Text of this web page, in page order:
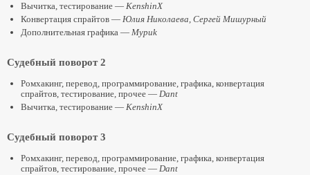
Вычитка, тестирование — KenshinX
Конвертация спрайтов — Юлия Николаева, Сергей Мишурный
Дополнительная графика — Mypuk
Судебный поворот 2
Ромхакинг, перевод, программирование, графика, конвертация
спрайтов, тестирование, прочее — Dant
Вычитка, тестирование — KenshinX
Судебный поворот 3
Ромхакинг, перевод, программирование, графика, конвертация
спрайтов, тестирование, прочее — Dant